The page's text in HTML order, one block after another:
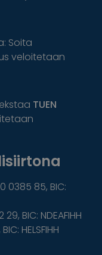
Soita
veloitetaan
TUEN
0385 85, BIC:
BIC: NDEAFIHH
HELSFIHH